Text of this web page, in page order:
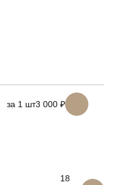
за 1 шт3 000 ₽
18